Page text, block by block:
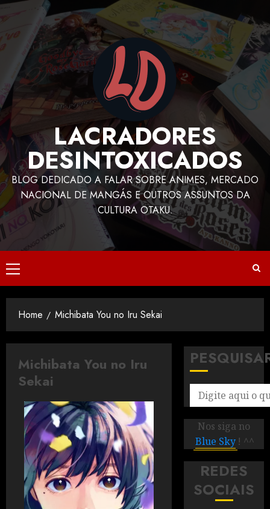
LACRADORES
DESINTOXICADOS
BLOG DEDICADO A FALAR SOBRE ANIMES, MERCADO
NACIONAL DE MANGÁS E OUTROS ASSUNTOS DA
CULTURA OTAKU.
Home Michibata You no Iru Sekai
Michibata You no Iru
Sekai
Nos siga no
Blue Sky ! ^^
REDES
SOCIAIS